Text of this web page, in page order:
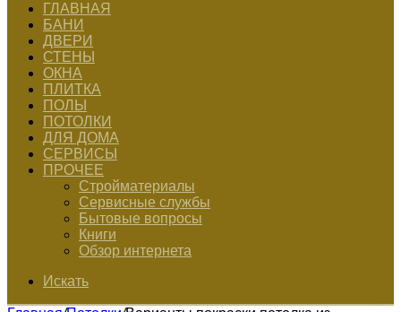
ГЛАВНАЯ
БАНИ
ДВЕРИ
СТЕНЫ
ОКНА
ПЛИТКА
ПОЛЫ
ПОТОЛКИ
ДЛЯ ДОМА
СЕРВИСЫ
ПРОЧЕЕ
Стройматериалы
Сервисные службы
Бытовые вопросы
Книги
Обзор интернета
Искать